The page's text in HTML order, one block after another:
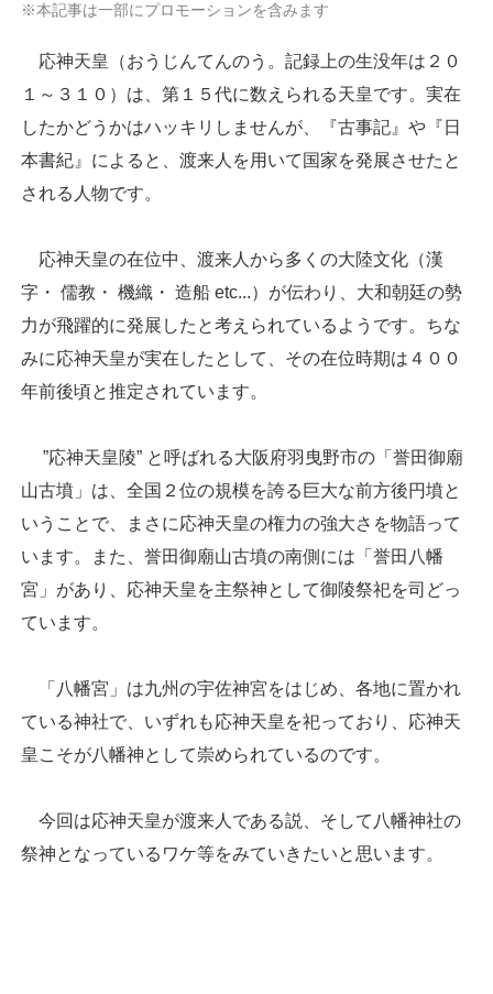
※本記事は一部にプロモーションを含みます
応神天皇（おうじんてんのう。記録上の生没年は２０
１～３１０）は、第１５代に数えられる天皇です。実在
したかどうかはハッキリしませんが、『古事記』や『日
本書紀』によると、渡来人を用いて国家を発展させたと
される人物です。
応神天皇の在位中、渡来人から多くの大陸文化（漢
字・ 儒教・ 機織・ 造船 etc...）が伝わり、大和朝廷の勢
力が飛躍的に発展したと考えられているようです。ちな
みに応神天皇が実在したとして、その在位時期は４００
年前後頃と推定されています。
”応神天皇陵” と呼ばれる大阪府羽曳野市の「誉田御廟
山古墳」は、全国２位の規模を誇る巨大な前方後円墳と
いうことで、まさに応神天皇の権力の強大さを物語って
います。また、誉田御廟山古墳の南側には「誉田八幡
宮」があり、応神天皇を主祭神として御陵祭祀を司どっ
ています。
「八幡宮」は九州の宇佐神宮をはじめ、各地に置かれ
ている神社で、いずれも応神天皇を祀っており、応神天
皇こそが八幡神として崇められているのです。
今回は応神天皇が渡来人である説、そして八幡神社の
祭神となっているワケ等をみていきたいと思います。